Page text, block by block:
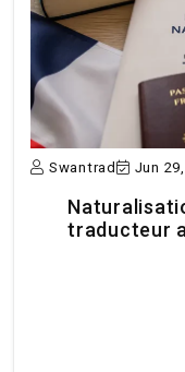
Swantrad Jun
traducteur